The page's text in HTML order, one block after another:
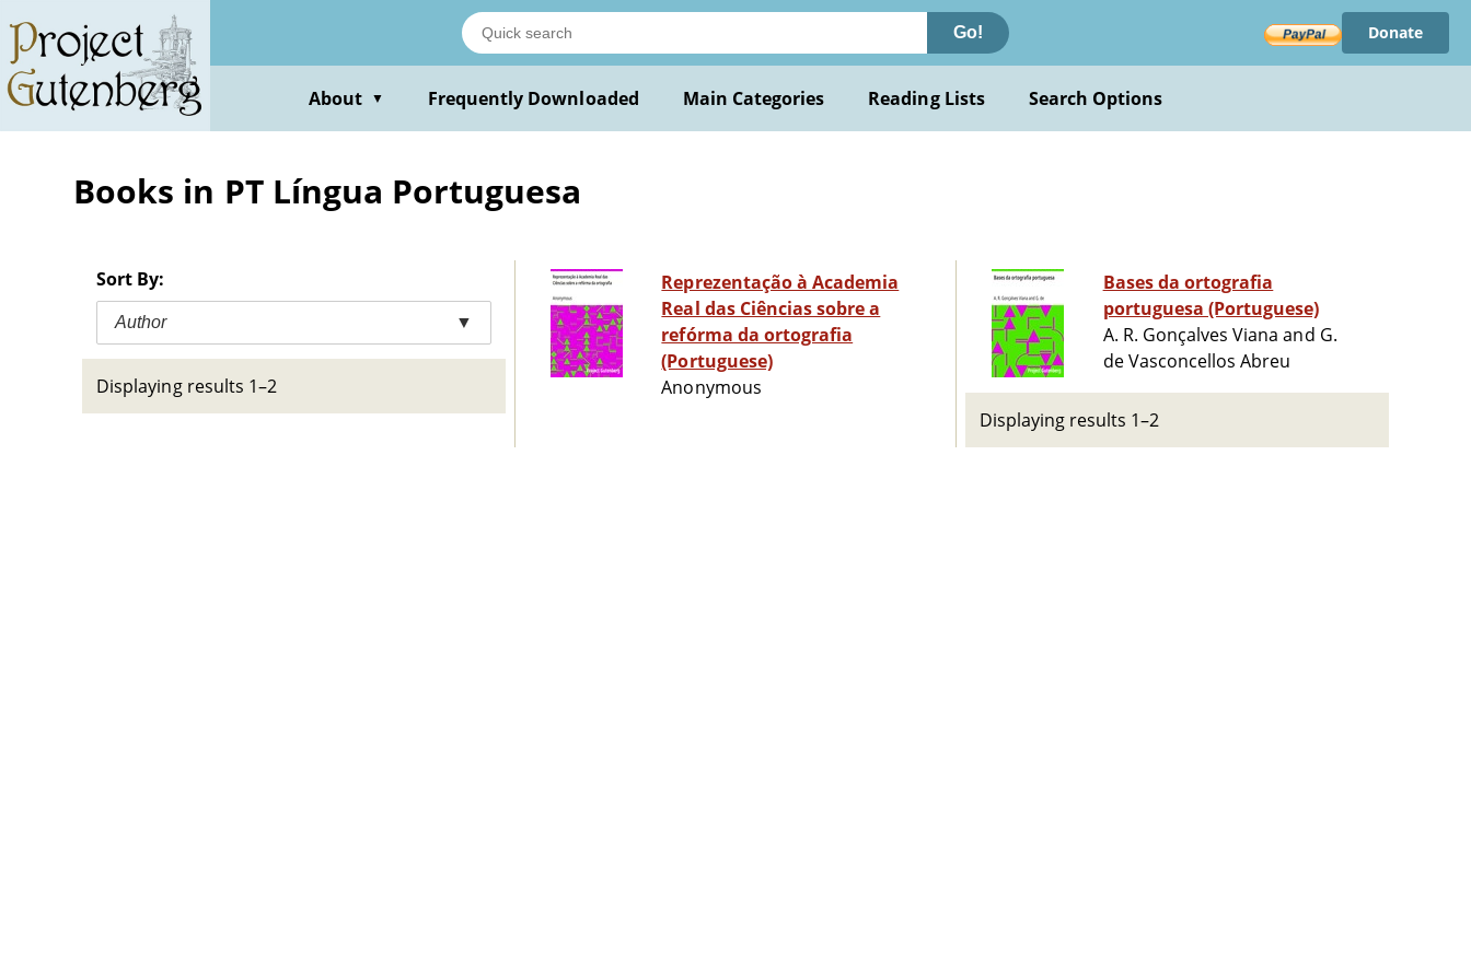
main
content
Go! Donate
About ▼ Frequently Downloaded Main Categories Reading Lists Search Options
Books in PT Língua Portuguesa
Sort By:
Author ▼
Displaying results 1–2
Reprezentação à Academia
Real das Ciências sobre a
refórma da ortografia
(Portuguese)
Anonymous
Bases da ortografia
portuguesa (Portuguese)
A. R. Gonçalves Viana and G.
de Vasconcellos Abreu
Displaying results 1–2